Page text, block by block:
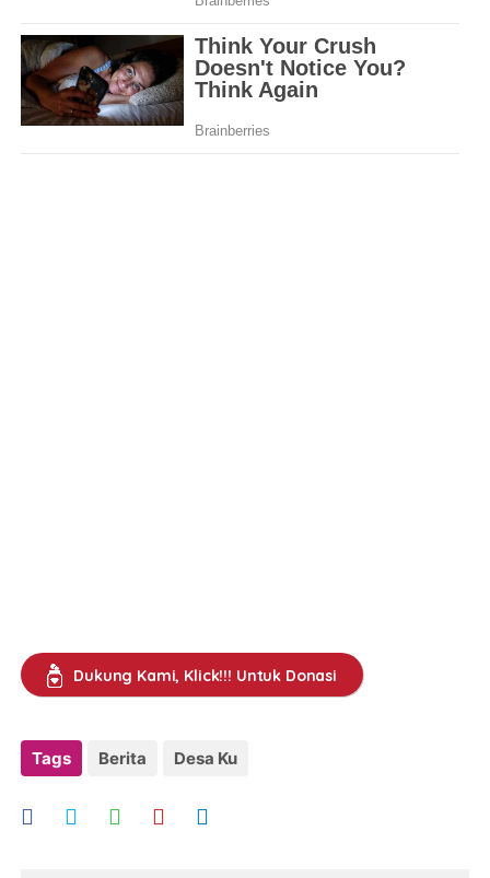
Dukung Kami, Klick!!! Untuk Donasi
Tags Berita Desa Ku